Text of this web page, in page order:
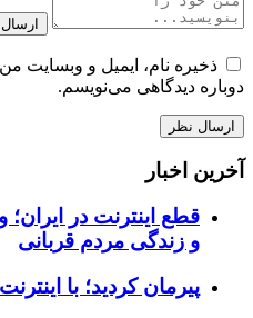
ذخیره نام، ایمیل و وبسایت
دوباره دیدگاهی می‌نویسم.
آخرین اخبار
قطع اینترنت در
و زندگی مردم قربانی
پیرمان کردید؛ با